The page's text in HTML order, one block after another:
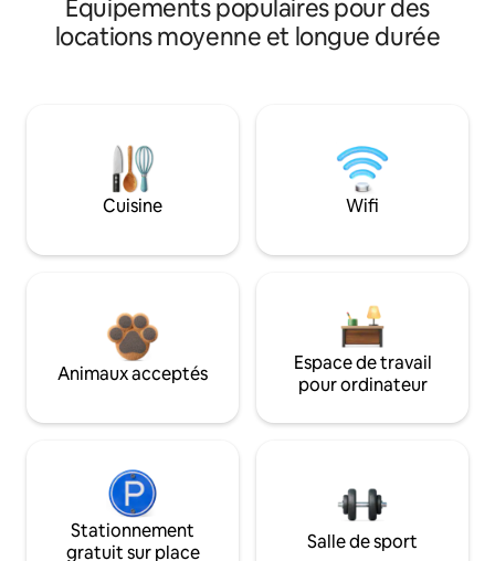
Équipements populaires pour des
locations moyenne et longue durée
Cuisine Wifi
Animaux acceptés
Espace de travail
pour ordinateur
Stationnement
gratuit sur place
Salle de sport